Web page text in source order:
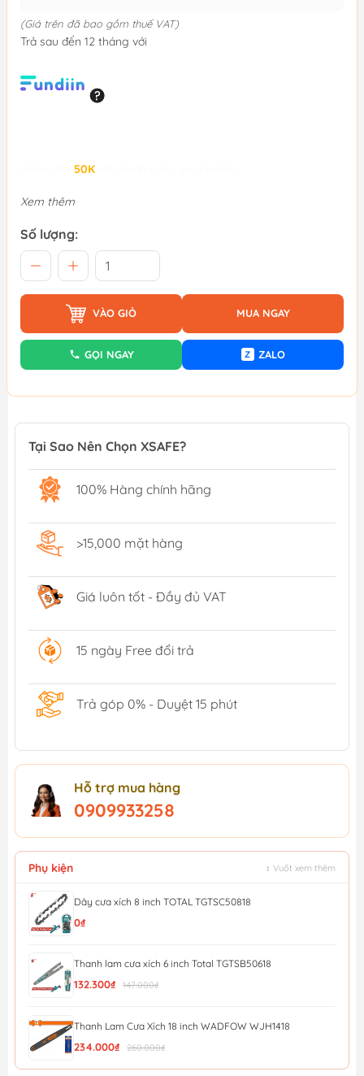
(Giá trên đã bao gồm thuế VAT)
Trả sau đến 12 tháng với
50K
Xem thêm
Số lượng:
VÀO GIỎ MUA NGAY
GỌI NGAY Z ZALO
Tại Sao Nên Chọn XSAFE?
100% Hàng chính hãng
>15,000 mặt hàng
Giá luôn tốt - Đầy đủ VAT
15 ngày Free đổi trả
Trả góp 0% - Duyệt 15 phút
Hỗ trợ mua hàng
0909933258
Phụ kiện ↕ Vuốt xem thêm
Dây cưa xích 8 inch TOTAL TGTSC50818
0₫
Thanh lam cưa xích 6 inch Total TGTSB50618
132.300₫ 147.000₫
Thanh Lam Cưa Xích 18 inch WADFOW WJH1418
234.000₫ 260.000₫